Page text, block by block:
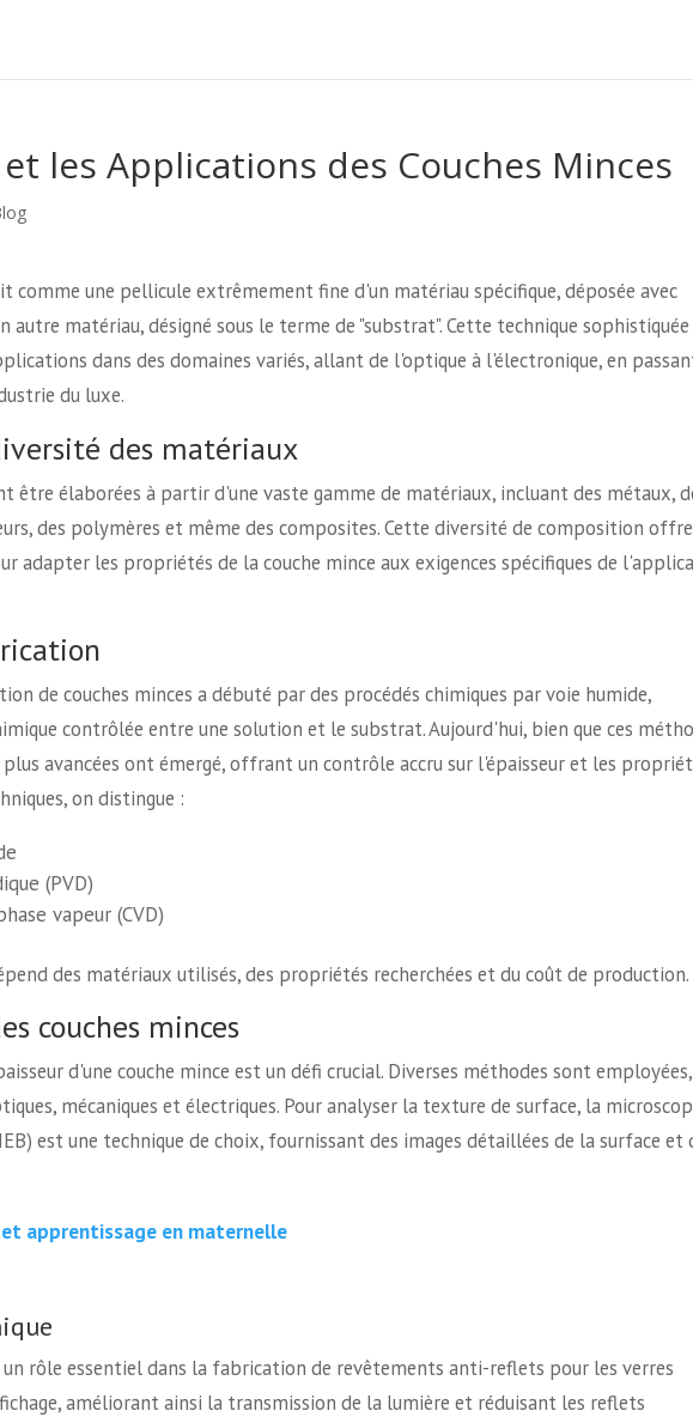
les Applications des Couches Minces
comme une pellicule extrêmement fine d'un matériau spécifique, déposée avec
autre matériau, désigné sous le terme de "substrat". Cette technique
dans des domaines variés, allant de l'optique à l'électronique, en
du luxe.
des matériaux
être élaborées à partir d'une vaste gamme de matériaux, incluant des métaux,
des polymères et même des composites. Cette diversité de composition
adapter les propriétés de la couche mince aux exigences spécifiques de
de couches minces a débuté par des procédés chimiques par voie humide,
contrôlée entre une solution et le substrat. Aujourd'hui, bien que ces
avancées ont émergé, offrant un contrôle accru sur l'épaisseur et les
on distingue :
(PVD)
vapeur (CVD)
des matériaux utilisés, des propriétés recherchées et du coût de production.
couches minces
d'une couche mince est un défi crucial. Diverses méthodes sont employées,
mécaniques et électriques. Pour analyser la texture de surface, la
est une technique de choix, fournissant des images détaillées de la surface et
apprentissage en maternelle
un rôle essentiel dans la fabrication de revêtements anti-reflets pour les verres
améliorant ainsi la transmission de la lumière et réduisant les reflets